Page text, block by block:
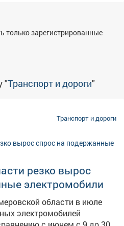
только зарегистрированные
"Транспорт и дороги"
Транспорт и дороги
резко вырос
электромобили
области в июле
электромобилей